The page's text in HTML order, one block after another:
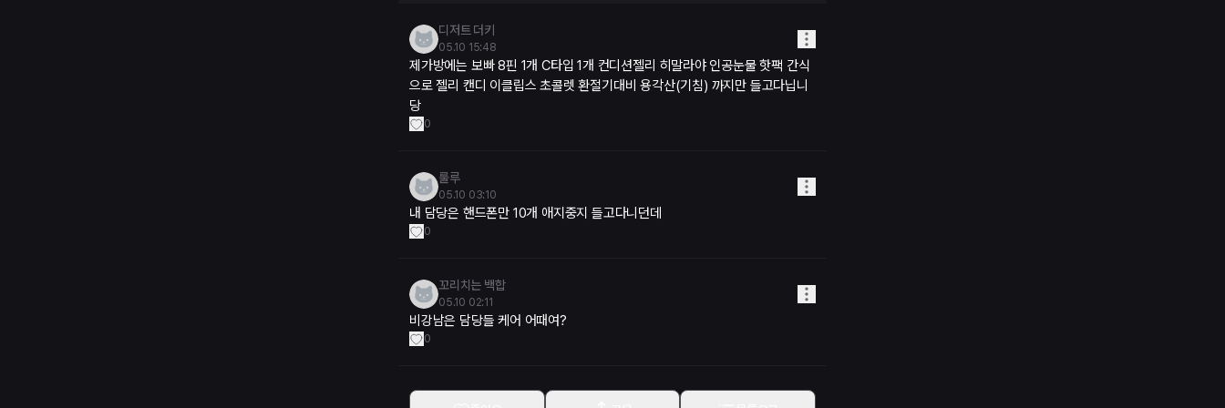
디저트 더키
05.10 15:48
제가방에는 보빠 8핀 1개 C타입 1개 컨디션젤리 히말라야 인공눈물 핫팩 간식
으로 젤리 캔디 이클립스 초콜렛 환절기대비 용각산(기침) 까지만 들고다닙니
당
0
룰루
05.10 03:10
내 담당은 핸드폰만 10개 애지중지 들고다니던데
0
꼬리치는 백합
05.10 02:11
비강남은 담당들 케어 어때여?
0